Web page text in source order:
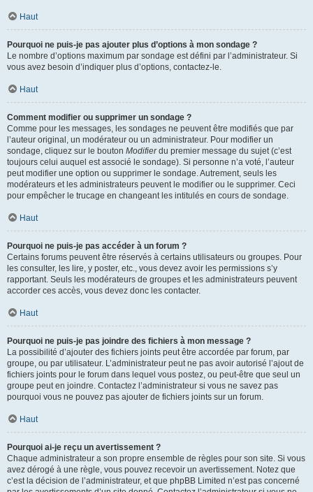
Haut
Pourquoi ne puis-je pas ajouter plus d’options à mon sondage ?
Le nombre d’options maximum par sondage est défini par l’administrateur. Si
vous avez besoin d’indiquer plus d’options, contactez-le.
Haut
Comment modifier ou supprimer un sondage ?
Comme pour les messages, les sondages ne peuvent être modifiés que par
l’auteur original, un modérateur ou un administrateur. Pour modifier un
sondage, cliquez sur le bouton Modifierdu premier message du sujet (c’est
toujours celui auquel est associé le sondage). Si personne n’a voté, l’auteur
peut modifier une option ou supprimer le sondage. Autrement, seuls les
modérateurs et les administrateurs peuvent le modifier ou le supprimer. Ceci
pour empêcher le trucage en changeant les intitulés en cours de sondage.
Haut
Pourquoi ne puis-je pas accéder à un forum ?
Certains forums peuvent être réservés à certains utilisateurs ou groupes. Pour
les consulter, les lire, y poster, etc., vous devez avoir les permissions s’y
rapportant. Seuls les modérateurs de groupes et les administrateurs peuvent
accorder ces accès, vous devez donc les contacter.
Haut
Pourquoi ne puis-je pas joindre des fichiers à mon message ?
La possibilité d’ajouter des fichiers joints peut être accordée par forum, par
groupe, ou par utilisateur. L’administrateur peut ne pas avoir autorisé l’ajout de
fichiers joints pour le forum dans lequel vous postez, ou peut-être que seul un
groupe peut en joindre. Contactez l’administrateur si vous ne savez pas
pourquoi vous ne pouvez pas ajouter de fichiers joints sur un forum.
Haut
Pourquoi ai-je reçu un avertissement ?
Chaque administrateur a son propre ensemble de règles pour son site. Si vous
avez dérogé à une règle, vous pouvez recevoir un avertissement. Notez que
c’est la décision de l’administrateur, et que phpBB Limited n’est pas concerné